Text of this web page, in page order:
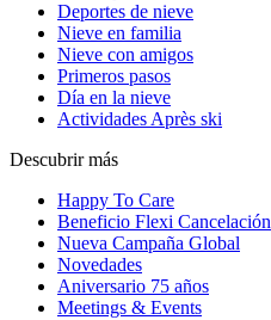
Deportes de nieve
Nieve en familia
Nieve con amigos
Primeros pasos
Día en la nieve
Actividades Après ski
Descubrir más
Happy To Care
Beneficio Flexi Cancelación
Nueva Campaña Global
Novedades
Aniversario 75 años
Meetings & Events